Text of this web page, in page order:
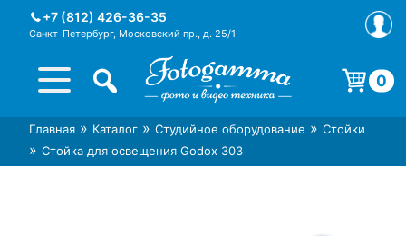
+7 (812) 426-36-35
Санкт-Петербург, Московский пр., д. 25/1
Интернет-магазин фототехники
Foto-Gamma в СПб
Магазин фотоаксессуаров foto-
gamma.ru
0
Корзина пуста.
Главная » Каталог » Студийное оборудование » Стойки
» Стойка для освещения Godox 303